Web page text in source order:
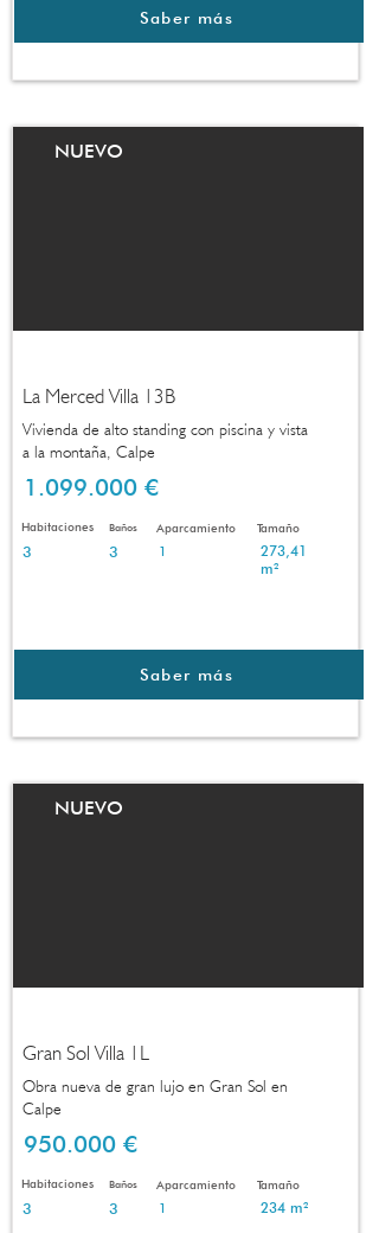
Saber más
NUEVO
La Merced Villa 13B
Vivienda de alto standing con piscina y vista
a la montaña, Calpe
1.099.000 €
Habitaciones Baños Aparcamiento Tamaño
3 3 1
273,41
m²
Saber más
NUEVO
Gran Sol Villa 1L
Obra nueva de gran lujo en Gran Sol en
Calpe
950.000 €
Habitaciones Baños Aparcamiento Tamaño
3 3 1 234 m²